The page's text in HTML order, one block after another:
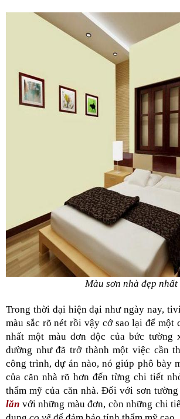
Màu sơn nhà đẹp nhất
Trong thời đại hiện đại như ngày nay,
màu sắc rõ nét rồi vậy cớ sao lại để một
nhất một màu đơn độc của bức tường
dường như đã trở thành một việc cần
công trình, dự án nào, nó giúp phô bày
của căn nhà rõ hơn đến từng chi tiết
thẩm mỹ của căn nhà. Đối với sơn
lăn với những màu đơn, còn những chi